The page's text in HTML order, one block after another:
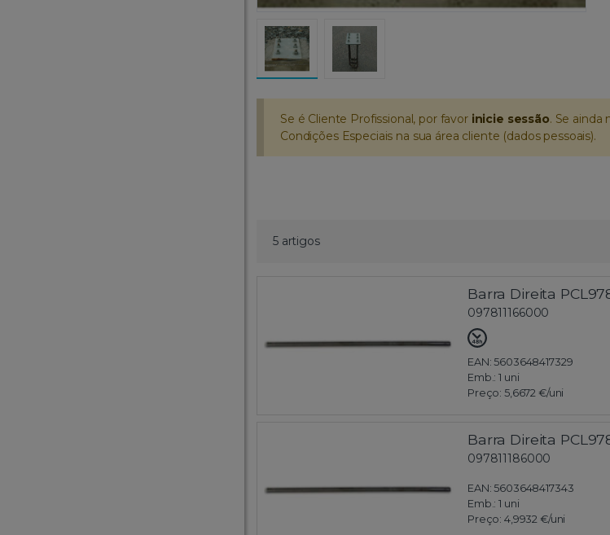
Se é Cliente Profissional, por favor inicie sessão. Se ainda
Condições Especiais na sua área cliente (dados pessoais).
5 artigos
Barra Direita
097811166000
EAN: 5603648417329
Emb.:1 uni
Preço: 5,6672 €/uni
Barra Direita
097811186000
EAN: 5603648417343
Emb.:1 uni
Preço: 4,9932 €/uni